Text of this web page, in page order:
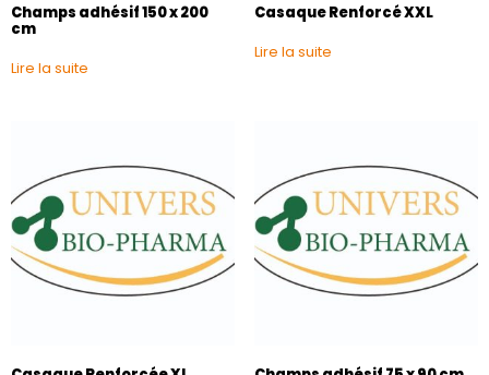
Champs adhésif 150 x 200
cm
Lire la suite
Casaque Renforcé XXL
Lire la suite